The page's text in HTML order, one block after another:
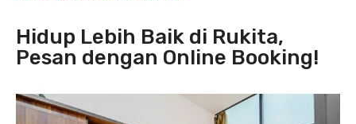
Hidup Lebih Baik di Rukita,
Pesan dengan Online Booking!